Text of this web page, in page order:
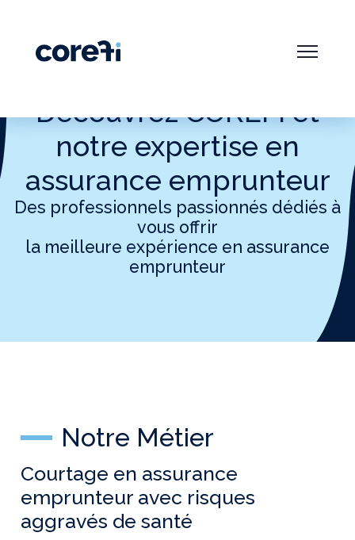
Découvrez COREFI et
notre expertise en
assurance emprunteur
Des professionnels passionnés dédiés à
vous offrir
la meilleure expérience en assurance
emprunteur
Notre Métier
Courtage en assurance
emprunteur avec risques
aggravés de santé